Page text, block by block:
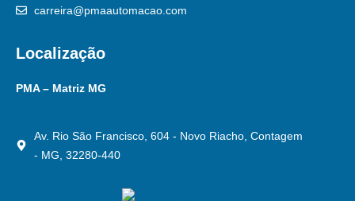
carreira@pmaautomacao.com
Localização
PMA – Matriz MG
Av. Rio São Francisco, 604 - Novo Riacho, Contagem
- MG, 32280-440